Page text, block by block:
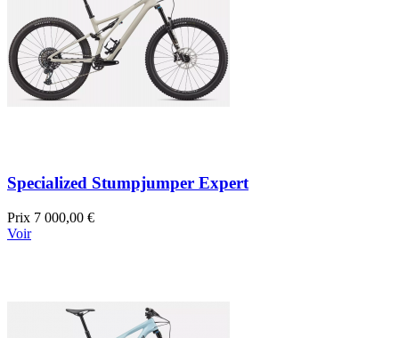
Specialized Stumpjumper Expert
Prix 7 000,00 €
Voir